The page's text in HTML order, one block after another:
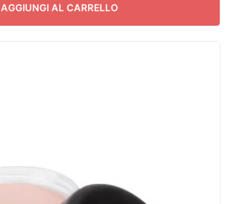
AGGIUNGI AL CARRELLO